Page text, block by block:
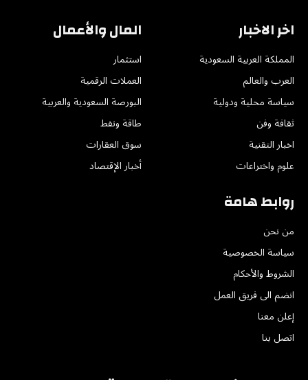
اخر الاخبار
المملكة العربية السعودية
العرب والعالم
سياسة محلية ودولية
ثقافة وفن
اخبار التقنية
علوم واختراعات
المال والأعمال
استثمار
العملات الرقمية
البورصة السعودية والعربية
طاقة ونفط
سوق العقارات
أخبار الإقتصاد
روابط هامة
من نحن
سياسة الخصوصية
الشروط والأحكام
انضم الى فريق العمل
إعلن معنا
اتصل بنا